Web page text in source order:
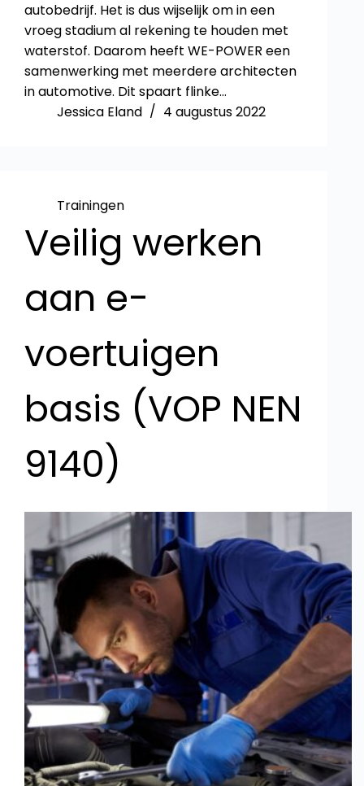
autobedrijf. Het is dus wijselijk om in een
vroeg stadium al rekening te houden met
waterstof. Daarom heeft WE-POWER een
samenwerking met meerdere architecten
in automotive. Dit spaart flinke…
Jessica Eland
4 augustus 2022
Trainingen
Veilig werken
aan e-
voertuigen
basis (VOP NEN
9140)